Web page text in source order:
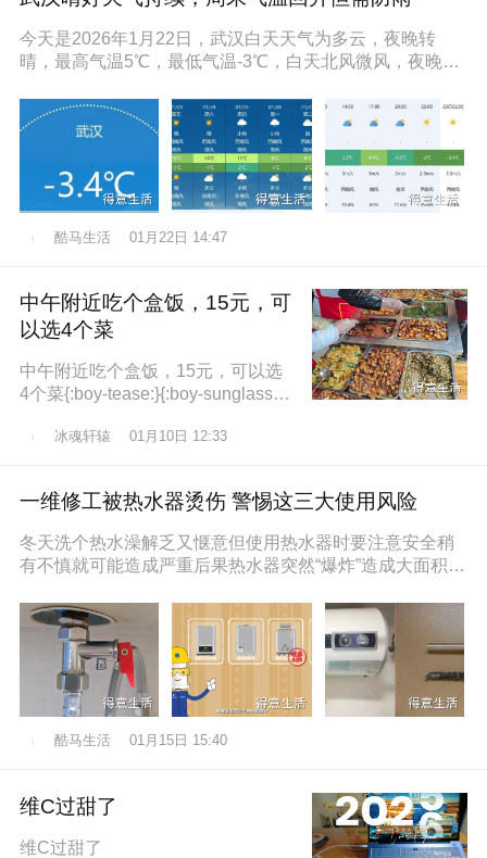
今天是2026年1月22日，武汉白天天气为多云，夜晚转
晴，最高气温5℃，最低气温-3℃，白天北风微风，夜晚东
酷马生活 01月22日 14:47
中午附近吃个盒饭，15元，可
以选4个菜
中午附近吃个盒饭，15元，可以选
4个菜{:boy-tease:}{:boy-sunglasse
冰魂轩辕 01月10日 12:33
一维修工被热水器烫伤 警惕这三大使用风险
冬天洗个热水澡解乏又惬意但使用热水器时要注意安全稍
有不慎就可能造成严重后果热水器突然“爆炸”造成大面积烫
酷马生活 01月15日 15:40
维C过甜了
维C过甜了